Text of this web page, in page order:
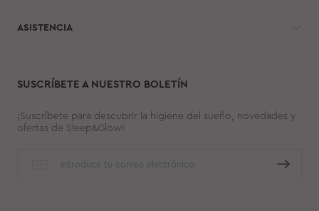
ASISTENCIA
SUSCRÍBETE A NUESTRO BOLETÍN
¡Suscríbete para descubrir la higiene del sueño, novedades y
ofertas de Sleep&Glow!